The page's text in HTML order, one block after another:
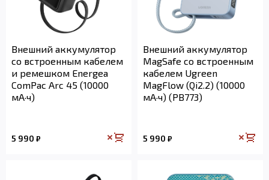
Внешний аккумулятор
со встроенным кабелем
и ремешком Energea
ComPac Arc 45 (10000
мА·ч)
5 990 ₽
Внешний аккумулятор
MagSafe со встроенным
кабелем Ugreen
MagFlow (Qi2.2) (10000
мА·ч) (PB773)
5 990 ₽